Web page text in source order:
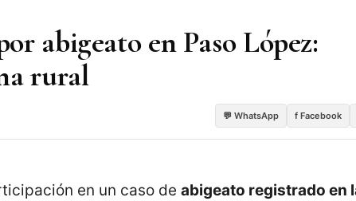
abigeato en Paso López:
rural
💬 WhatsApp f Facebook
en un caso de abigeato registrado en